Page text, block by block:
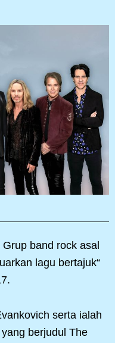
band rock asal
lagu bertajuk“
serta ialah
berjudul The